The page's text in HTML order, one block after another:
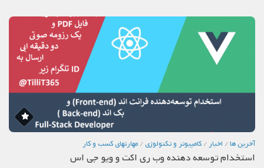
آخرین ها/ اخبار/ كامپيوتر و تكنولوژي/ مهارتهاي كسب و كار
استخدام توسعه دهنده وب ری اکت و ویو جی اس